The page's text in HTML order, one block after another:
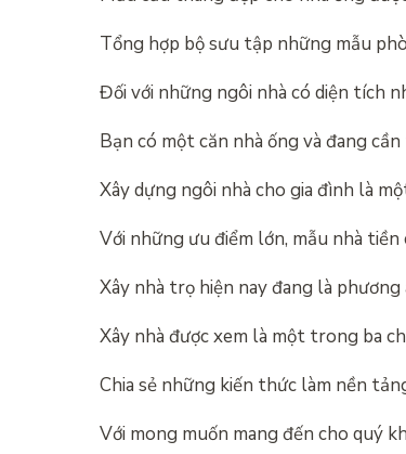
Tổng hợp bộ sưu tập những mẫu
Đối với những ngôi nhà có diện tích
Bạn có một căn nhà ống và đang
Xây dựng ngôi nhà cho gia đình là
Với những ưu điểm lớn, mẫu nhà
Xây nhà trọ hiện nay đang là
Xây nhà được xem là một trong ba
Chia sẻ những kiến thức làm nền
Với mong muốn mang đến cho quý